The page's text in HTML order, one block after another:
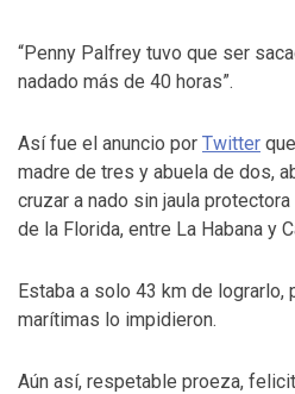
“Penny Palfrey tuvo que ser
nadado más de 40 horas”.
Así fue el anuncio por Twitter
madre de tres y abuela de dos,
cruzar a nado sin jaula
de la Florida, entre La Habana y
Estaba a solo 43 km de
marítimas lo impidieron.
Aún así, respetable proeza,